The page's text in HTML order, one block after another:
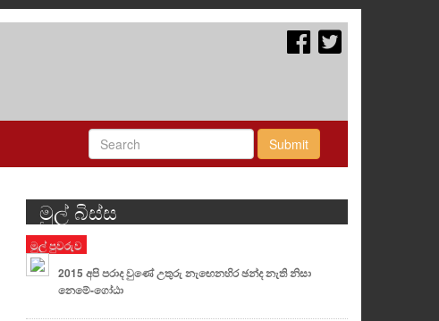
Submit
මුල් බිස්ස
මුල් පුවරුව
2015 අපි පරාද වුණේ උතුරු නැඟෙනහිර ඡන්ද නැති නිසා
නෙමේ-ගෝඨා